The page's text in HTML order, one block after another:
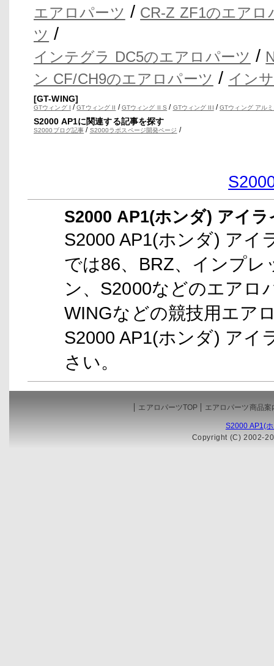
エアロパーツ / CR-Z ZF1のエアロ
ツ /
インテグラ DC5のエアロパーツ /
ン CF/CH9のエアロパーツ / イン
[GT-WING]
GTウィング I /GTウィング II /GTウィング II S / GTウィング III /GTウィング アル
S2000 AP1に関連する記事を探す
S2000ブログ記事 / S2000ラボスページ開発ページ /
S2000 AP1(ホンダ) アイ
S2000 AP1(ホンダ) アイ
では86、BRZ、インプ
ン、S2000などのエアロ
WINGなどの競技用エア
S2000 AP1(ホンダ) アイ
さい。
エアロパーツTOP エアロパーツ商品案
S2000 AP1(
Copyright (C) 2002-